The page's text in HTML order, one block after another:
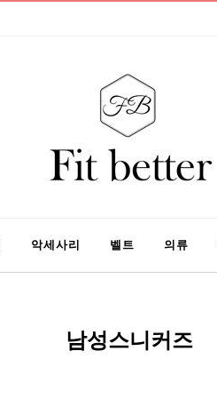
악세사리 벨트 의류
남성스니커즈